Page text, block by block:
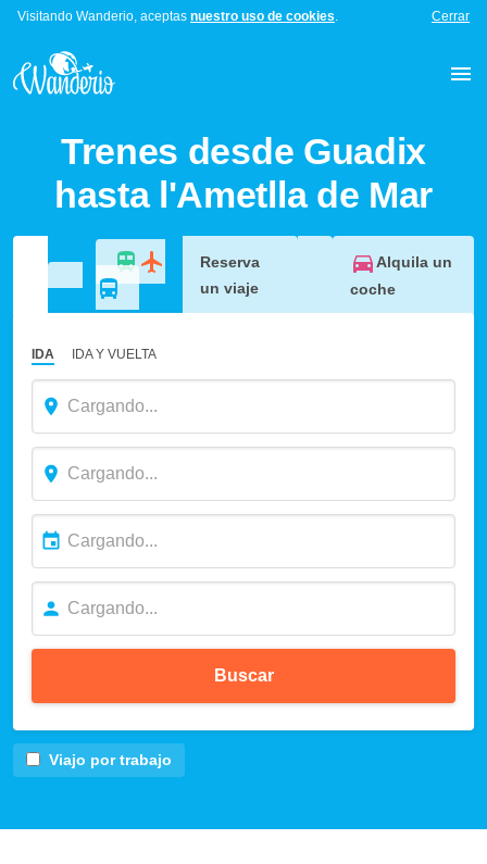
Visitando Wanderio, aceptas nuestro uso de cookies. Cerrar
Trenes desde Guadix
hasta l'Ametlla de Mar
Reserva
un viaje
Alquila un
coche
IDA IDA Y VUELTA
Buscar
Viajo por trabajo